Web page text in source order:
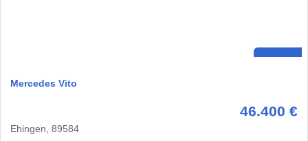
Mercedes Vito
46.400 €
Ehingen, 89584